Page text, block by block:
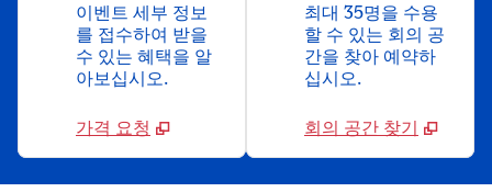
이벤트 세부 정보
를 접수하여 받을
수 있는 혜택을 알
아보십시오.
가격 요청
최대 35명을 수용
할 수 있는 회의 공
간을 찾아 예약하
십시오.
회의 공간 찾기